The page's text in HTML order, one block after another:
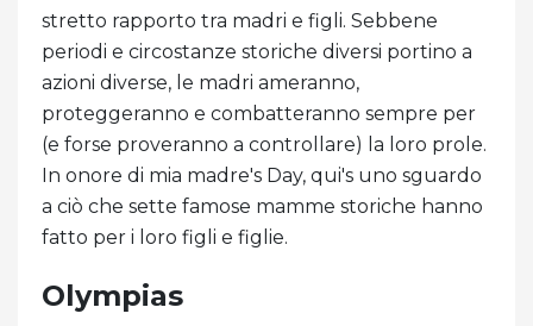
stretto rapporto tra madri e figli. Sebbene
periodi e circostanze storiche diversi portino a
azioni diverse, le madri ameranno,
proteggeranno e combatteranno sempre per
(e forse proveranno a controllare) la loro prole.
In onore di mia madre's Day, qui's uno sguardo
a ciò che sette famose mamme storiche hanno
fatto per i loro figli e figlie.
Olympias